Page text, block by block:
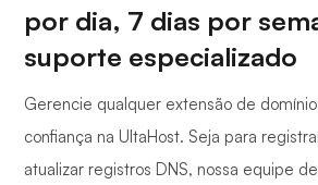
por dia, 7 dias por
suporte especializado
Gerencie qualquer extensão de
confiança na UltaHost. Seja para
atualizar registros DNS, nossa equipe